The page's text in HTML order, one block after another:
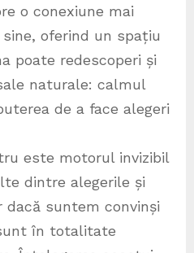
o conexiune mai
oferind un spațiu
poate redescoperi și
naturale: calmul
de a face alegeri
este motorul invizibil
dintre alegerile și
dacă suntem convinși
în totalitate